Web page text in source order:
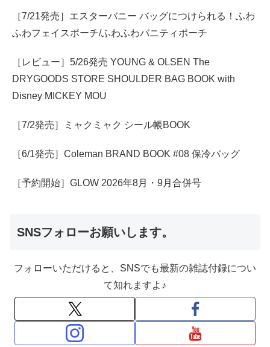
［7/21発売］エスターバニー バッグにつけられる！ふわ
ふわフェイスポーチ/ふわふわバニティポーチ
［レビュー］5/26発売 YOUNG & OLSEN The
DRYGOODS STORE SHOULDER BAG BOOK with
Disney MICKEY MOU
［7/2発売］ミャクミャク シール帳BOOK
［6/1発売］Coleman BRAND BOOK #08 保冷バッグ
［予約開始］GLOW 2026年8月・9月合併号
SNSフォローお願いします。
フォローいただけると、SNSでも最新の雑誌付録につい
て知れますよ♪